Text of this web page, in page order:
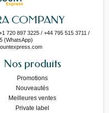
COMPANY
720 897 3225 / +44 795 515 3711 /
(WhatsApp)
Nos produits
Promotions
Nouveautés
Meilleures ventes
Private label